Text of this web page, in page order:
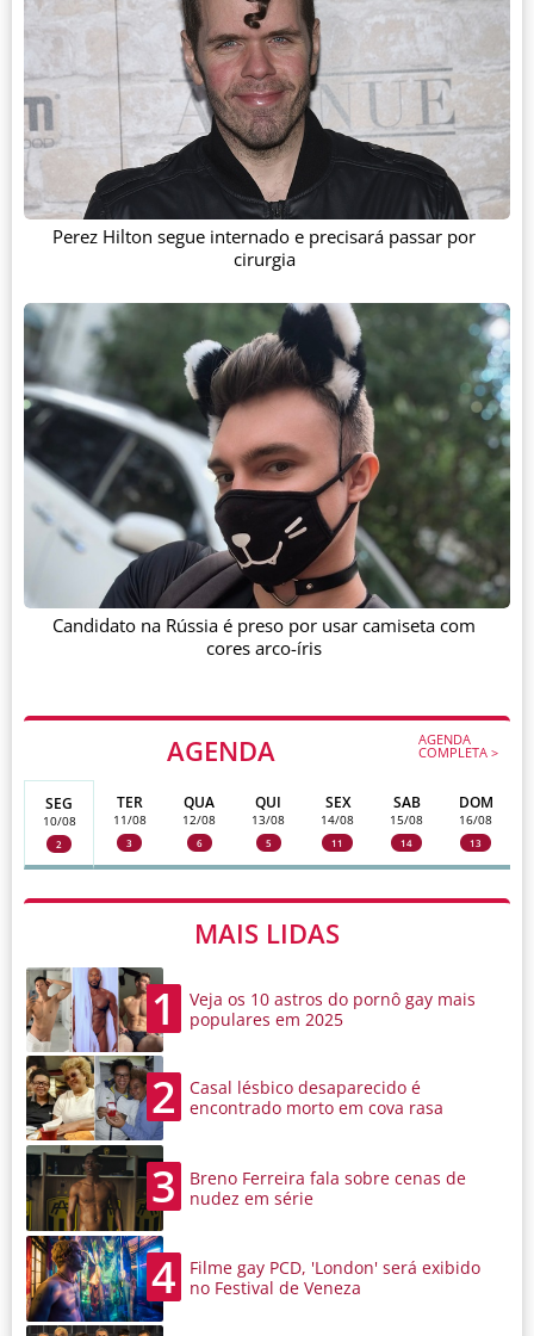
AGENDA AGENDA
COMPLETA >
SEG
10/08
2
TER
11/08
3
QUA
12/08
6
QUI
13/08
5
SEX
14/08
11
SAB
15/08
14
DOM
16/08
13
MAIS LIDAS
1
Veja os 10 astros do pornô gay mais
populares em 2025
2
Casal lésbico desaparecido é
encontrado morto em cova rasa
3
Breno Ferreira fala sobre cenas de
nudez em série
4
Filme gay PCD, 'London' será exibido
no Festival de Veneza
Perez Hilton segue internado e precisará passar por
cirurgia
Candidato na Rússia é preso por usar camiseta com
cores arco-íris